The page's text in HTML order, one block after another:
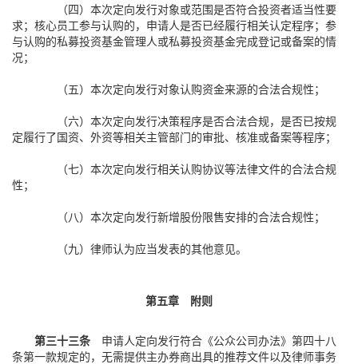
（四）本次定向发行对象或范围是否符合投资者适当性要
求；核心员工参与认购的，申请人是否已经履行相关认定程序；参
与认购的私募投资基金管理人或私募投资基金完成登记或备案的情
况；
（五）本次定向发行对象认购资金来源的合法合规性；
（六）本次定向发行决策程序是否合法合规，是否已按规
定履行了国资、外资等相关主管部门的审批、核准或备案等程序；
（七）本次定向发行相关认购协议等法律文件的合法合规
性；
（八）本次定向发行新增股份限售安排的合法合规性；
（九）律师认为应当发表的其他意见。
第五章 附则
第三十三条 申请人定向发行符合《公众公司办法》第四十八
条第一款规定的，无需提供主办券商出具的推荐文件以及律师事务